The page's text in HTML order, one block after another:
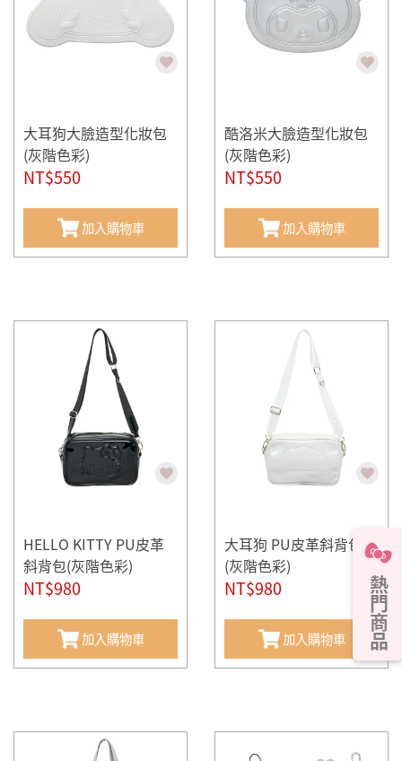
熱門商品
大耳狗大臉造型化妝包
(灰階色彩)
NT$550
加入購物車
酷洛米大臉造型化妝包
(灰階色彩)
NT$550
加入購物車
HELLO KITTY PU皮革
斜背包(灰階色彩)
NT$980
加入購物車
大耳狗 PU皮革斜背包
(灰階色彩)
NT$980
加入購物車